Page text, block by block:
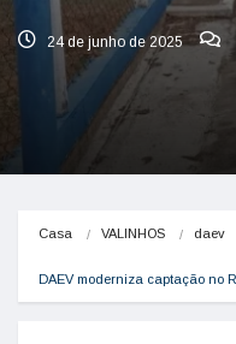
24 de junho de 2025
Casa VALINHOS daev
DAEV moderniza captação no